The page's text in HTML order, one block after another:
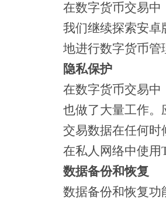
在数字货币交易中
我们继续探索安卓
地进行数字货币管
隐私保护
在数字货币交易中
也做了大量工作。
交易数据在任何
在私人网络中使用
数据备份和恢复
数据备份和恢复功